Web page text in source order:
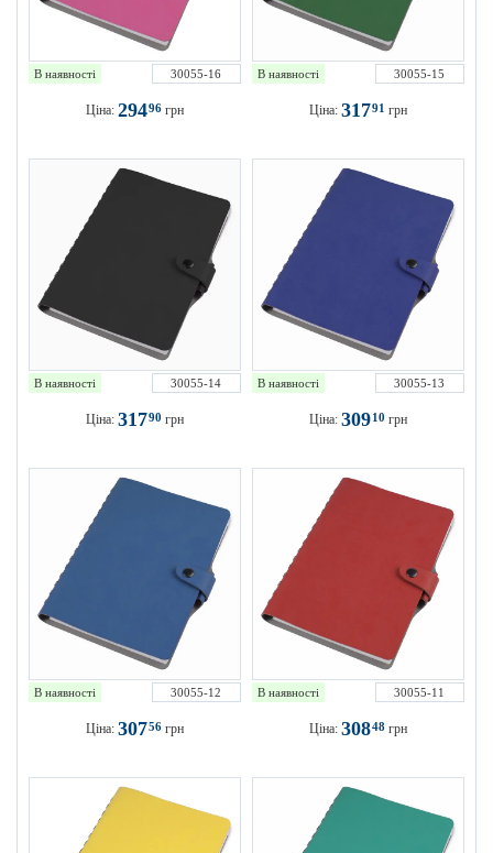
В наявності 30055-16
Ціна: 29496 грн
В наявності 30055-15
Ціна: 31791 грн
В наявності 30055-14
Ціна: 31790 грн
В наявності 30055-13
Ціна: 30910 грн
В наявності 30055-12
Ціна: 30756 грн
В наявності 30055-11
Ціна: 30848 грн